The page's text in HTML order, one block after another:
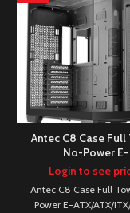
Antec C8 Case Full
No-Power E-
ATX/ATX/ITX/
Login to see
Antec C8 Case Full
Power E-ATX/ATX/